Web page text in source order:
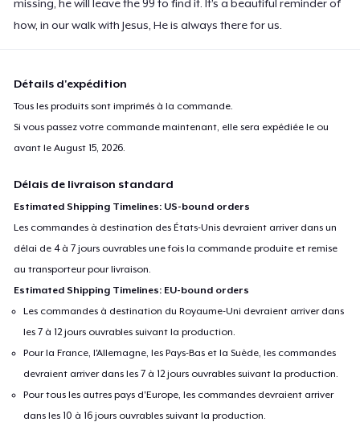
missing, he will leave the 99 to find it. It’s a beautiful reminder of
how, in our walk with Jesus, He is always there for us.
Détails d'expédition
Tous les produits sont imprimés à la commande.
Si vous passez votre commande maintenant, elle sera expédiée le ou
avant leAugust 15, 2026
Délais de livraison standard
Estimated Shipping Timelines: US-bound orders
Les commandes à destination des États-Unis devraient arriver dans un
délai de 4 à 7 jours ouvrables une fois la commande produite et remise
au transporteur pour livraison.
Estimated Shipping Timelines: EU-bound orders
Les commandes à destination du Royaume-Uni devraient arriver dans
les 7 à 12 jours ouvrables suivant la production.
Pour la France, l'Allemagne, les Pays-Bas et la Suède, les commandes
devraient arriver dans les 7 à 12 jours ouvrables suivant la production.
Pour tous les autres pays d'Europe, les commandes devraient arriver
dans les 10 à 16 jours ouvrables suivant la production.